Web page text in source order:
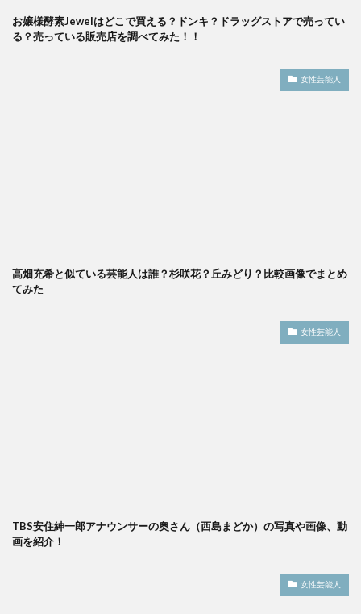
お嬢様酵素Jewelはどこで買える？ドンキ？ドラッグストアで売ってい
る？売っている販売店を調べてみた！！
女性芸能人
高畑充希と似ている芸能人は誰？杉咲花？丘みどり？比較画像でまとめ
てみた
女性芸能人
TBS安住紳一郎アナウンサーの奥さん（西島まどか）の写真や画像、動
画を紹介！
女性芸能人